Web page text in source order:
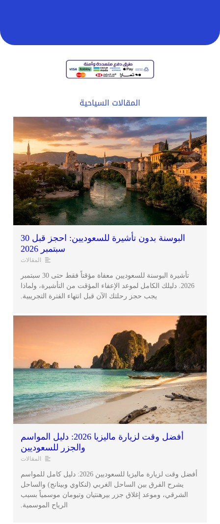
المقالات السياحية
البوسنة بدون تأشيرة للسعوديين: احجز قبل 30
سبتمبر 2026
المقالات
تأشيرة البوسنة للسعوديين معفاة مؤقتاً فقط حتى 30 سبتمبر
2026. دليلك الكامل لموعد الإعفاء المؤقت من التأشيرة، ولماذا
يجب حجز رحلتك الآن قبل انتهاء الفترة التجريبية.
أفضل وقت لزيارة ماليزيا 2026: دليل المواسم
والجزر للسعوديين
المقالات
أفضل وقت لزيارة ماليزيا للسعوديين 2026: دليل كامل للمواسم
يشرح الفرق بين الساحل الغربي (لنكاوي وبينانج) والساحل
الشرقي، وموعد إغلاق جزر بيرهنتيان وتيومان موسمياً بسبب
الرياح الموسمية.